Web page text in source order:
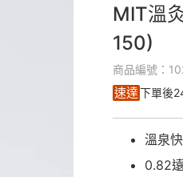
MIT溫
150)
商品編號：
速達下單後
溫泉
0.82